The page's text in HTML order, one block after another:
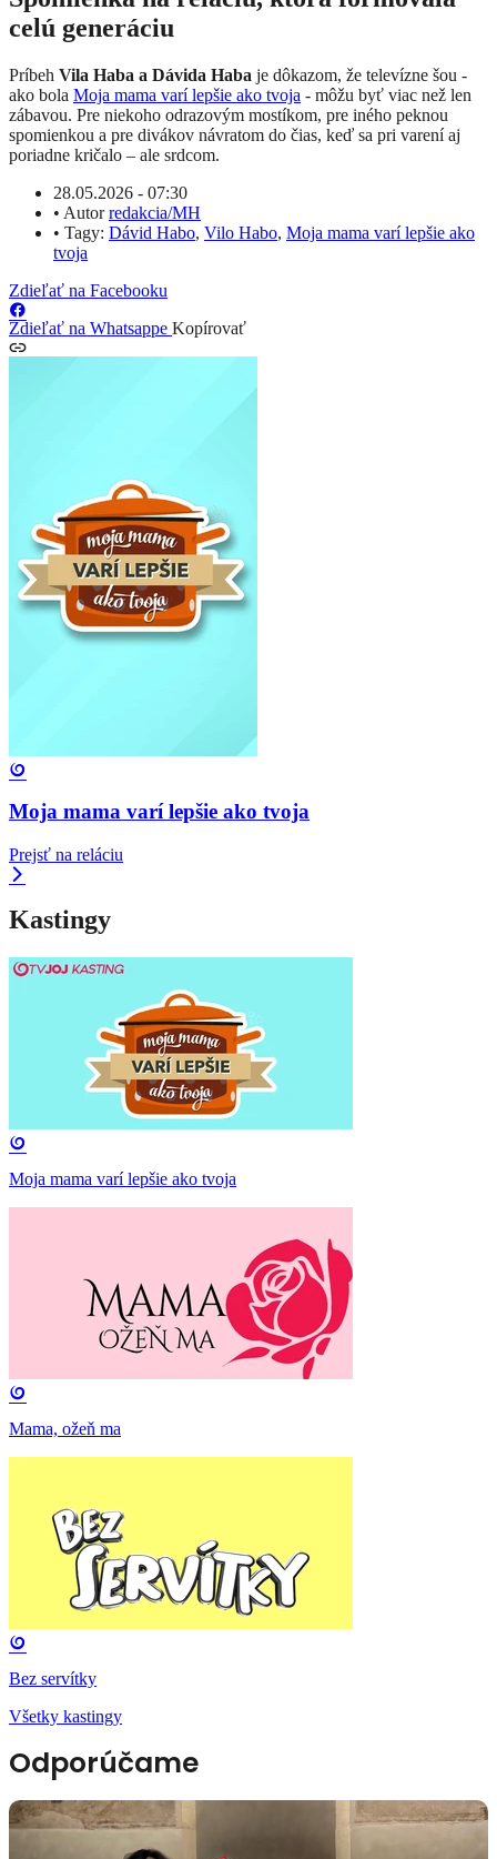
celú generáciu
Príbeh Vila Haba a Dávida Haba je dôkazom, že televízne šou -
ako bola Moja mama varí lepšie ako tvoja - môžu byť viac než len
zábavou. Pre niekoho odrazovým mostíkom, pre iného peknou
spomienkou a pre divákov návratom do čias, keď sa pri varení aj
poriadne kričalo – ale srdcom.
28.05.2026 - 07:30
• Autorredakcia/MH
• Tagy: Dávid Habo, Vilo Habo, Moja mama varí lepšie ako
tvoja
Zdieľať na Facebooku
Zdieľať na Whatsappe Kopírovať
Moja mama varí lepšie ako tvoja
Prejsť na reláciu
Kastingy
Moja mama varí lepšie ako tvoja
Mama, ožeň ma
Bez servítky
Všetky kastingy
Odporúčame